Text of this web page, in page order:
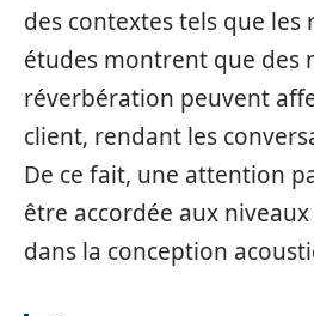
des contextes tels que les
études montrent que des
réverbération peuvent
client, rendant les
De ce fait, une attention
être accordée aux
dans la conception